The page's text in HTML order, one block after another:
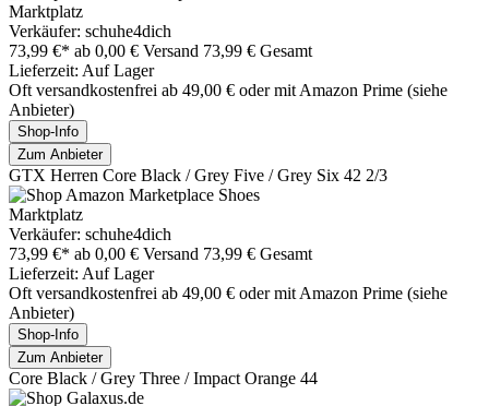
Marktplatz
Verkäufer: schuhe4dich
73,99 €* ab 0,00 € Versand 73,99 € Gesamt
Lieferzeit: Auf Lager
Oft versandkostenfrei ab 49,00 € oder mit Amazon Prime (siehe
Anbieter)
Shop-Info
Zum Anbieter
GTX Herren Core Black / Grey Five / Grey Six 42 2/3
Marktplatz
Verkäufer: schuhe4dich
73,99 €* ab 0,00 € Versand 73,99 € Gesamt
Lieferzeit: Auf Lager
Oft versandkostenfrei ab 49,00 € oder mit Amazon Prime (siehe
Anbieter)
Shop-Info
Zum Anbieter
Core Black / Grey Three / Impact Orange 44